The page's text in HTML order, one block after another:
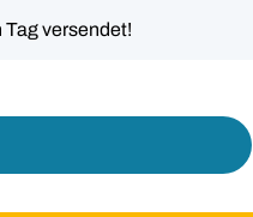
versendet!